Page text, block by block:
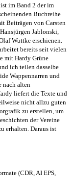
im Band 2 der im
Buchreihe
Beiträgen von Carsten
Jablonski,
Wuttke erschienen.
bereits seit vielen
mit Hardy Grüne
ich teilen dasselbe
Wappennarren und
nach alten
liefert die Texte und
nicht allzu guten
zu erstellen, um
der Vereine
erhalten. Daraus ist
(CDR, AI EPS,